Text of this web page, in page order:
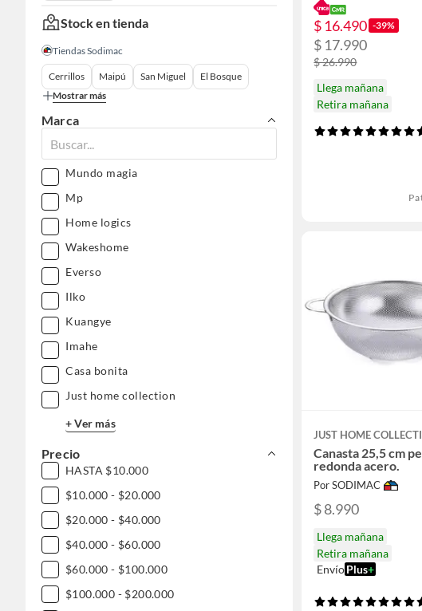
Stock en tienda
Tiendas Sodimac
Cerrillos Maipú San Miguel
El Bosque
Mostrar más
Marca
Mundo magia
Mp
Home logics
Wakeshome
Everso
Ilko
Kuangye
Imahe
Casa bonita
Just home collection
+ Ver más
Precio
HASTA $10.000
$10.000 - $20.000
$20.000 - $40.000
$40.000 - $60.000
$60.000 - $100.000
$100.000 - $200.000
$ 16.490 -39%
$ 17.990
$ 26.990
Llega mañana
Retira mañana
JUST HOME
Canasta 25,5 cm
redonda acero.
Por SODIMAC
$ 8.990
Llega mañana
Retira mañana
EnvíoPlus+